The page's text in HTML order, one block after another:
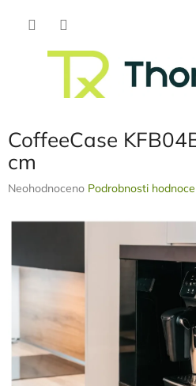
CoffeeCase
cm
Průměrné
produktu
z
Neohodnoceno Podrobnosti